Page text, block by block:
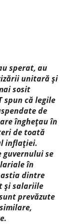
sperat, au
unitară și
sosit
spun că legile
de
înghețau în
de toată
inflației.
se
în
dintre
și salariile
prevăzute